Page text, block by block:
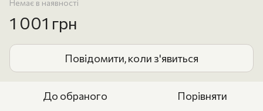
Немає в наявності
1 001 грн
Повідомити, коли з'явиться
До обраного Порівняти